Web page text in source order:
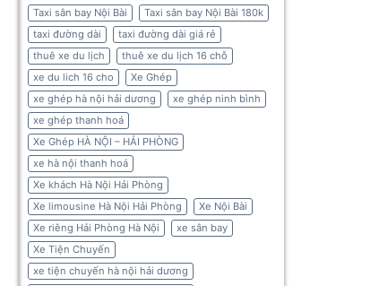
Taxi sân bay Nội Bài
Taxi sân bay Nội Bài 180k
taxi đường dài
taxi đường dài giá rẻ
thuê xe du lịch
thuê xe du lịch 16 chỗ
xe du lich 16 cho
Xe Ghép
xe ghép hà nội hải dương
xe ghép ninh bình
xe ghép thanh hoá
Xe Ghép HÀ NỘI – HẢI PHÒNG
xe hà nội thanh hoá
Xe khách Hà Nội Hải Phòng
Xe limousine Hà Nội Hải Phòng
Xe Nội Bài
Xe riêng Hải Phòng Hà Nội
xe sân bay
Xe Tiện Chuyến
xe tiện chuyến hà nội hải dương